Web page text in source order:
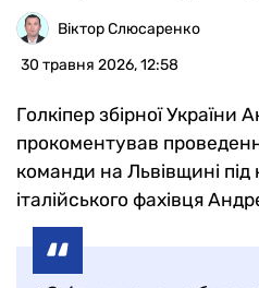
РІЗНЕ
БУКМЕКЕРИ
Віктор Слюсаренко
30 травня 2026, 12:58
Голкіпер збірної України
прокоментував
команди на Львівщині під
італійського фахівця